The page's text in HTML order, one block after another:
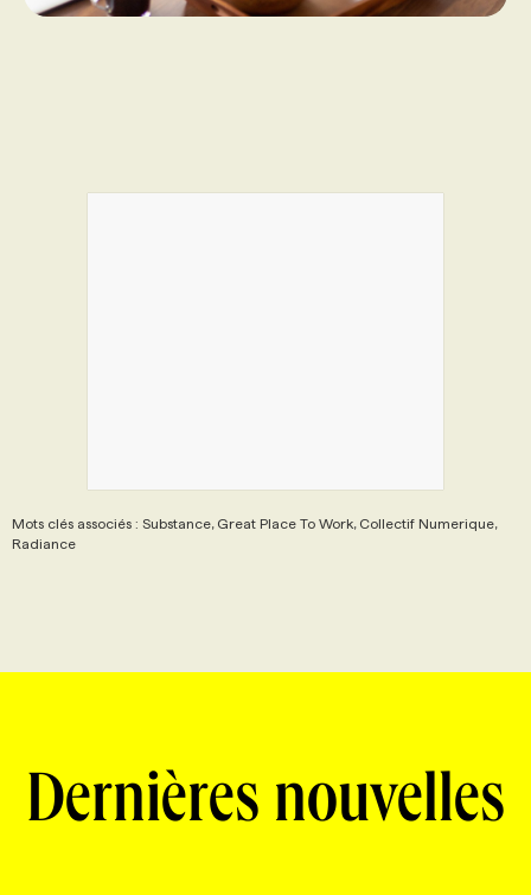
Mots clés associés : Substance, Great Place To Work, Collectif Numerique,
Radiance
Dernières nouvelles